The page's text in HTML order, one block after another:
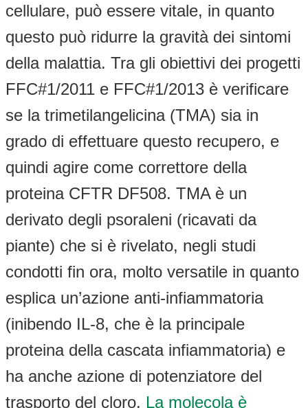
cellulare, può essere vitale, in quanto
questo può ridurre la gravità dei sintomi
della malattia. Tra gli obiettivi dei progetti
FFC#1/2011 e FFC#1/2013 è verificare
se la trimetilangelicina (TMA) sia in
grado di effettuare questo recupero, e
quindi agire come correttore della
proteina CFTR DF508. TMA è un
derivato degli psoraleni (ricavati da
piante) che si è rivelato, negli studi
condotti fin ora, molto versatile in quanto
esplica un’azione anti-infiammatoria
(inibendo IL-8, che è la principale
proteina della cascata infiammatoria) e
ha anche azione di potenziatore del
trasporto del cloro. La molecola è